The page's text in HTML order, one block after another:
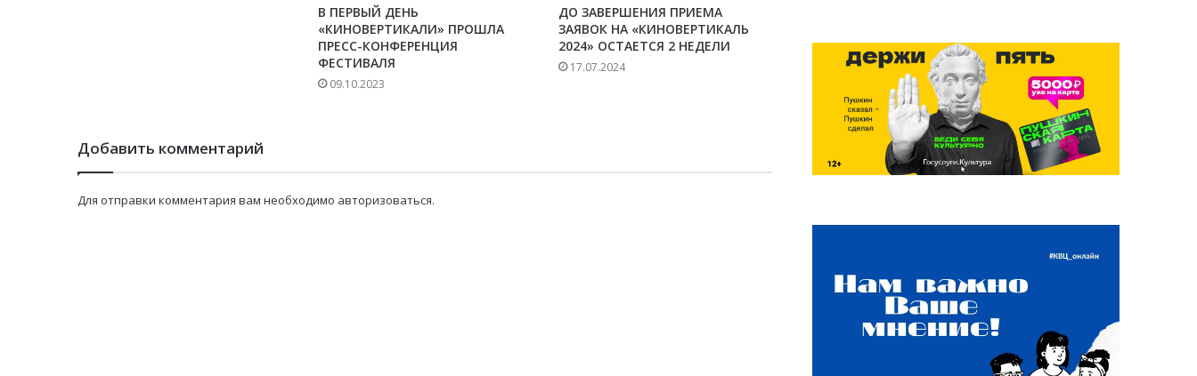
В ПЕРВЫЙ ДЕНЬ
«КИНОВЕРТИКАЛИ» ПРОШЛА
ПРЕСС-КОНФЕРЕНЦИЯ
ФЕСТИВАЛЯ
09.10.2023
ДО ЗАВЕРШЕНИЯ ПРИЕМА
ЗАЯВОК НА «КИНОВЕРТИКАЛЬ
2024» ОСТАЕТСЯ 2 НЕДЕЛИ
17.07.2024
Добавить комментарий
Для отправки комментария вам необходимо авторизоваться.